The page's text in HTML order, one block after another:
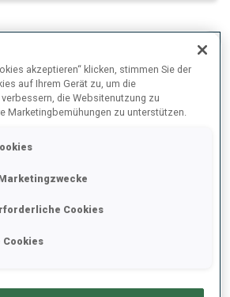
akzeptieren“ klicken, stimmen Sie der
auf Ihrem Gerät zu, um die
die Websitenutzung zu
Marketingbemühungen zu unterstützen.
Cookies